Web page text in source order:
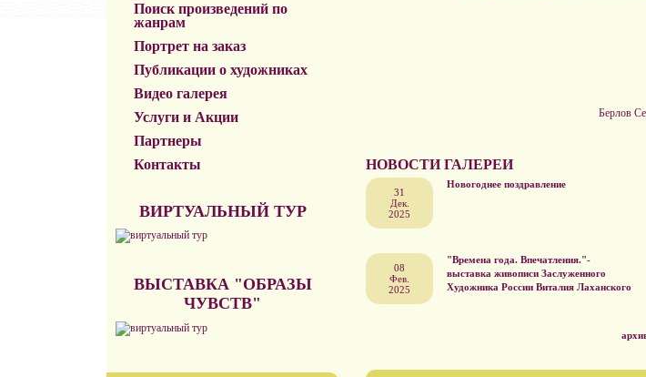
Поиск произведений по
жанрам
Портрет на заказ
Публикации о художниках
Видео галерея
Услуги и Акции
Партнеры
Контакты
ВИРТУАЛЬНЫЙ ТУР
ВЫСТАВКА "ОБРАЗЫ
ЧУВСТВ"
Берлов
НОВОСТИ ГАЛЕРЕИ
31
Дек.
2025
Новогоднее поздравление
08
Фев.
2025
"Времена года. Впечатления."-
выставка живописи Заслуженного
Художника России Виталия Лаханского